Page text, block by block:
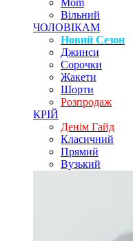
Mom
Вільний
ЧОЛОВІКАМ
Новий Сезон
Джинси
Сорочки
Жакети
Шорти
Розпродаж
КРІЙ
Денім Гайд
Класичний
Прямий
Вузький